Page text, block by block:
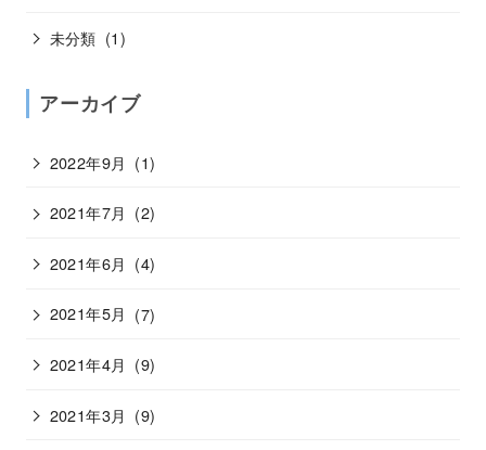
未分類 (1)
アーカイブ
2022年9月 (1)
2021年7月 (2)
2021年6月 (4)
2021年5月 (7)
2021年4月 (9)
2021年3月 (9)